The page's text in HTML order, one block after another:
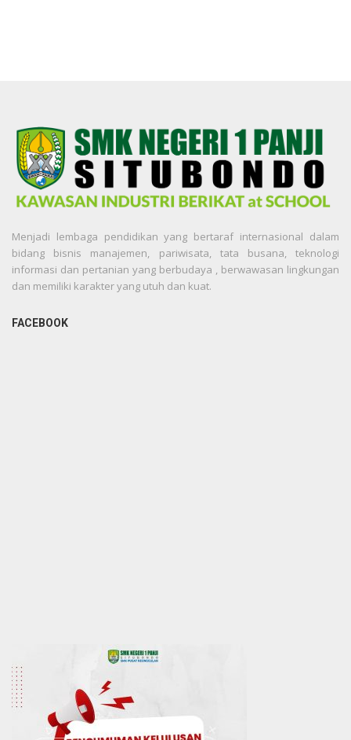
Menjadi lembaga pendidikan yang bertaraf internasional dalam
bidang bisnis manajemen, pariwisata, tata busana, teknologi
informasi dan pertanian yang berbudaya , berwawasan lingkungan
dan memiliki karakter yang utuh dan kuat.
FACEBOOK